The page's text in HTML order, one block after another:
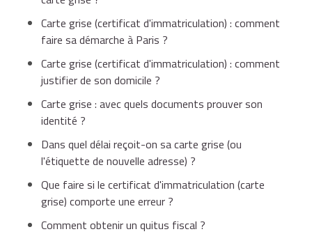
modification des indications d'ordre technique du
certificat d'immatriculation (marque, type, genre,
catégorie...), à l'exception du poids à vide, et de
modifications mineures de la carrosserie,
modification du genre du véhicule,
remplacement autrement qu'à l'identique de la
coque pour les véhicules sans châssis,
Vous devrez présenter les documents suivants :
Formulaire cerfa n°13750*05
Justificatif d'identité(original + copie)
Justificatif de domicile (original + copie)
simulateur :
Accéder au service "Véhicule transformé et certificat
d'immatriculation (ex-carte grise)"
Direction de l'information légale et administrative
(Premier ministre)
Carte grise (certificat d'immatriculation) : comment
faire sa démarche à Paris ?
Carte grise (certificat d'immatriculation) : comment
justifier de son domicile ?
Carte grise : avec quels documents prouver son
identité ?
Dans quel délai reçoit-on sa carte grise (ou
l'étiquette de nouvelle adresse) ?
Que faire si le certificat d'immatriculation (carte
grise) comporte une erreur ?
Comment obtenir un quitus fiscal ?